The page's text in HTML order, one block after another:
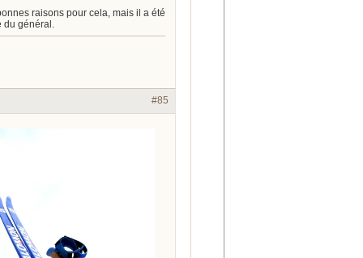
raisons pour cela, mais il a été
général.
#85